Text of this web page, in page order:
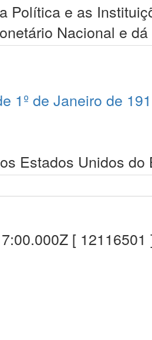
Política e as
Nacional e
1º de Janeiro de
Estados Unidos do
[ 12116501